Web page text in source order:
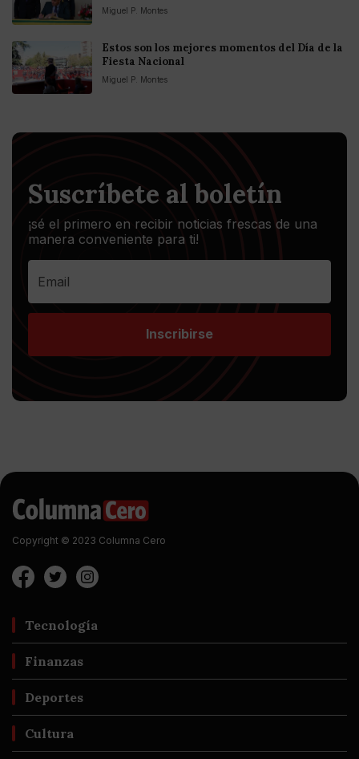
Miguel P. Montes
Estos son los mejores momentos del Día de la
Fiesta Nacional
Miguel P. Montes
Suscríbete al boletín
¡sé el primero en recibir noticias frescas de una
manera conveniente para ti!
Inscribirse
Copyright © 2023 Columna Cero
Tecnología
Finanzas
Deportes
Cultura